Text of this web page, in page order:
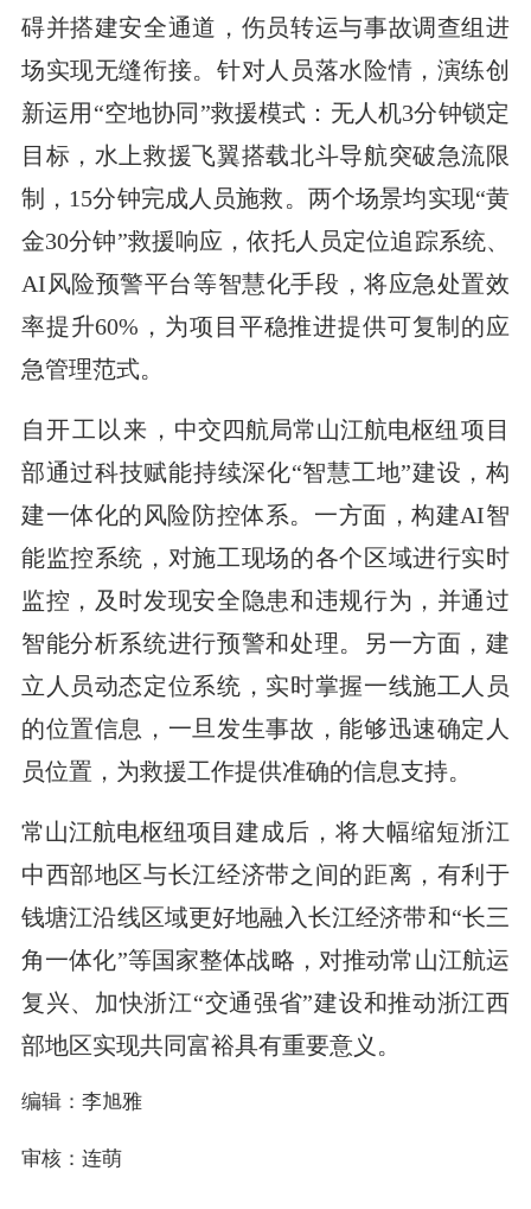
碍并搭建安全通道，伤员转运与事故调查组进
场实现无缝衔接。针对人员落水险情，演练创
新运用“空地协同”救援模式：无人机3分钟锁定
目标，水上救援飞翼搭载北斗导航突破急流限
制，15分钟完成人员施救。两个场景均实现“黄
金30分钟”救援响应，依托人员定位追踪系统、
AI风险预警平台等智慧化手段，将应急处置效
率提升60%，为项目平稳推进提供可复制的应
急管理范式。
自开工以来， 中交四航局常山江航电枢纽 项目
部通过科技赋能持续深化“智慧工地”建设，构
建一体化的风险防控体系。一方面，构建AI智
能监控系统，对施工现场的各个区域进行实时
监控，及时发现安全隐患和违规行为，并通过
智能分析系统进行预警和处理。另一方面，建
立人员动态定位系统，实时掌握一线施工人员
的位置信息，一旦发生事故，能够迅速确定人
员位置，为救援工作提供准确的信息支持。
常山江航电枢纽项目 建成后，将大幅缩短浙江
中西部地区与长江经济带之间的距离，有利于
钱塘江沿线区域更好地融入长江经济带和“长三
角一体化”等国家整体战略，对推动常山江航运
复兴、加快浙江“交通强省”建设和推动浙江西
部地区实现共同富裕具有重要意义。
编辑：李旭雅
审核：连萌